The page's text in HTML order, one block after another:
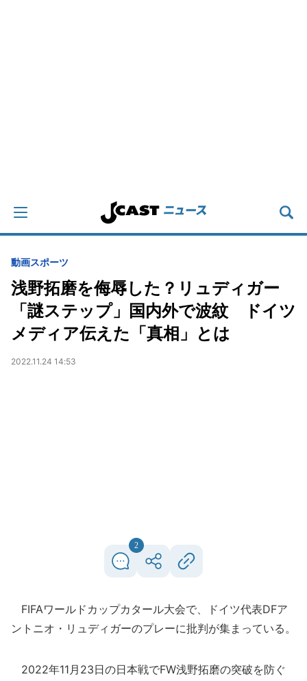
動画スポーツ
浅野拓磨を侮辱した？リュディガー
「謎ステップ」国内外で波紋 ドイツ
メディア伝えた「真相」とは
2022.11.24 14:53
2
FIFAワールドカップカタール大会で、ドイツ代表DFア
ントニオ・リュディガーのプレーに批判が集まっている。
2022年11月23日の日本戦でFW浅野拓磨の突破を防ぐ